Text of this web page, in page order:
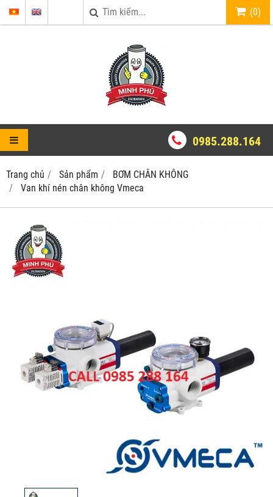
(0)
0985.288.164
Trang chủ Sản phẩm
BƠM CHÂN KHÔNG
Van khí nén chân không Vmeca